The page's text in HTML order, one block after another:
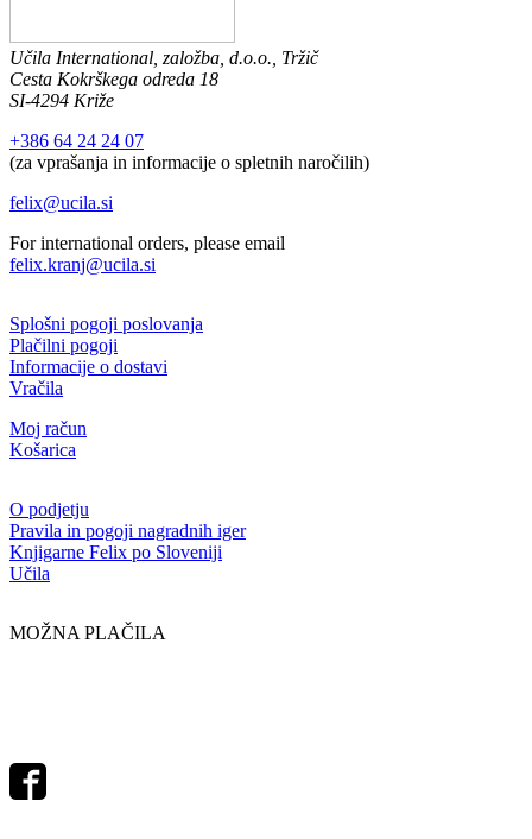
Učila International, založba, d.o.o., Tržič
Cesta Kokrškega odreda 18
SI-4294 Križe
+386 64 24 24 07
(za vprašanja in informacije o spletnih naročilih)
felix@ucila.si
For international orders, please email
felix.kranj@ucila.si
Splošni pogoji poslovanja
Plačilni pogoji
Informacije o dostavi
Vračila
Moj račun
Košarica
O podjetju
Pravila in pogoji nagradnih iger
Knjigarne Felix po Sloveniji
Učila
MOŽNA PLAČILA